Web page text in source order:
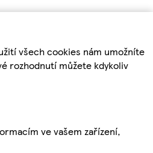
všech cookies nám umožníte
rozhodnutí můžete kdykoliv
ve vašem zařízení,